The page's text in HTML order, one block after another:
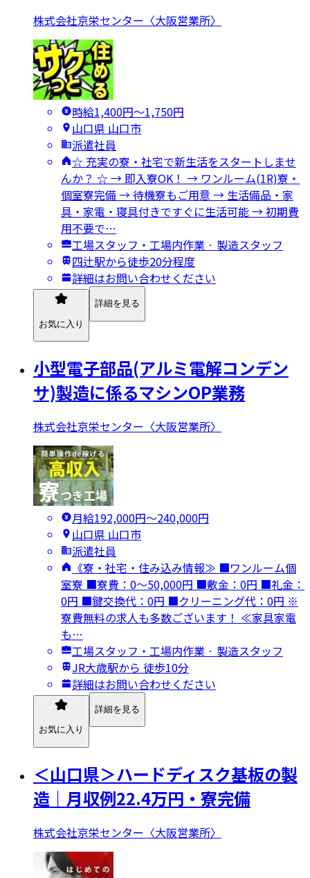
株式会社京栄センター〈大阪営業所〉
時給1,400円〜1,750円
山口県 山口市
派遣社員
☆ 充実の寮・社宅で新生活をスタートしませ
んか？ ☆ → 即入寮OK！ → ワンルーム(1R)寮・
個室寮完備 → 待機寮もご用意 → 生活備品・家
具・家電・寝具付きですぐに生活可能 → 初期費
用不要で…
工場スタッフ・工場内作業 · 製造スタッフ
四辻駅から徒歩20分程度
詳細はお問い合わせください
お気に入り
詳細を見る
小型電子部品(アルミ電解コンデン
サ)製造に係るマシンOP業務
株式会社京栄センター〈大阪営業所〉
月給192,000円〜240,000円
山口県 山口市
派遣社員
《寮・社宅・住み込み情報≫ ■ワンルーム個
室寮 ■寮費：0～50,000円 ■敷金：0円 ■礼金：
0円 ■鍵交換代：0円 ■クリーニング代：0円 ※
寮費無料の求人も多数ございます！ ≪家具家電
も…
工場スタッフ・工場内作業 · 製造スタッフ
JR大歳駅から 徒歩10分
詳細はお問い合わせください
お気に入り
詳細を見る
＜山口県＞ハードディスク基板の製
造｜月収例22.4万円・寮完備
株式会社京栄センター〈大阪営業所〉